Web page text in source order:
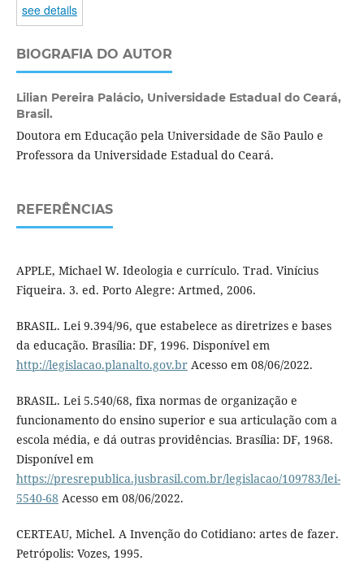
see details
BIOGRAFIA DO AUTOR
Lilian Pereira Palácio, Universidade Estadual do Ceará,
Brasil.
Doutora em Educação pela Universidade de São Paulo e
Professora da Universidade Estadual do Ceará.
REFERÊNCIAS
APPLE, Michael W. Ideologia e currículo. Trad. Vinícius
Fiqueira. 3. ed. Porto Alegre: Artmed, 2006.
BRASIL. Lei 9.394/96, que estabelece as diretrizes e bases
da educação. Brasília: DF, 1996. Disponível em
http://legislacao.planalto.gov.brAcesso em 08/06/2022.
BRASIL. Lei 5.540/68, fixa normas de organização e
funcionamento do ensino superior e sua articulação com a
escola média, e dá outras providências. Brasília: DF, 1968.
Disponível em
https://presrepublica.jusbrasil.com.br/legislacao/109783/lei-
5540-68 Acesso em 08/06/2022.
CERTEAU, Michel. A Invenção do Cotidiano: artes de fazer.
Petrópolis: Vozes, 1995.